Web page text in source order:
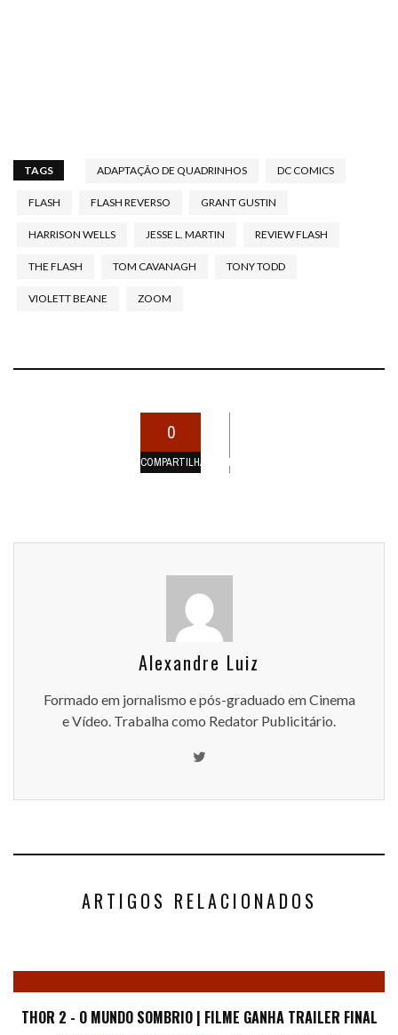
TAGS ADAPTAÇÃO DE QUADRINHOS DC COMICS
FLASH FLASH REVERSO GRANT GUSTIN
HARRISON WELLS JESSE L. MARTIN REVIEW FLASH
THE FLASH TOM CAVANAGH TONY TODD
VIOLETT BEANE ZOOM
0
COMPARTILHAMENTOS
Alexandre Luiz
Formado em jornalismo e pós-graduado em Cinema
e Vídeo. Trabalha como Redator Publicitário.
ARTIGOS RELACIONADOS
THOR 2 - O MUNDO SOMBRIO | FILME GANHA TRAILER FINAL